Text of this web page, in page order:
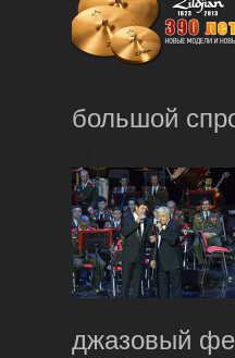
большой
джазовый